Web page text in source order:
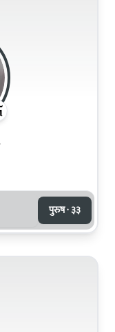
पुरुष · ३३